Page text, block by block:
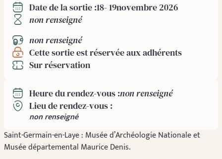
Date de la sortie :18- 19novembre 2026
non renseigné
non renseigné
Cette sortie est réservée aux adhérents
Sur réservation
Heure du rendez-vous :non renseigné
Lieu de rendez-vous :
non renseigné
Saint-Germain-en-Laye : Musée d’Archéologie Nationale et
Musée départemental Maurice Denis.